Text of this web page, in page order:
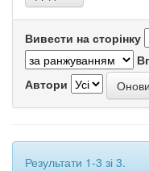
Вивести на сторінку
Автори
Результати 1-3 зі 3.